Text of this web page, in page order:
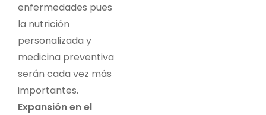
enfermedades pues
la nutrición
personalizada y
medicina preventiva
serán cada vez más
importantes.
Expansión en el